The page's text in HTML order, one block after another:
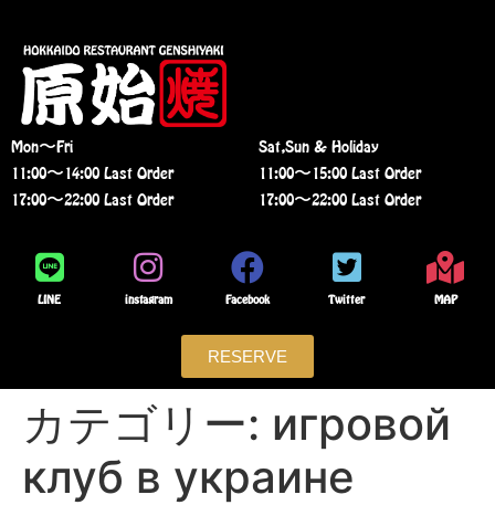
Mon〜Fri
11:00〜14:00 Last Order
17:00〜22:00 Last Order
Sat,Sun & Holiday
11:00〜15:00 Last Order
17:00〜22:00 Last Order
LINE instagram Facebook Twitter MAP
RESERVE
カテゴリー: игровой
клуб в украине